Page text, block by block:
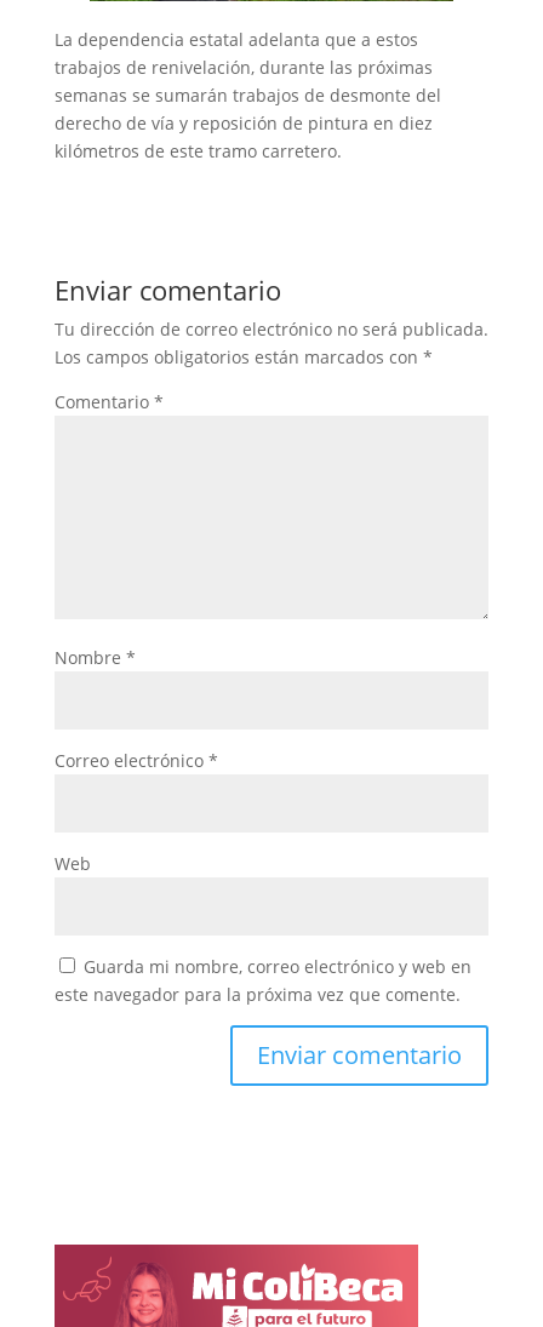
La dependencia estatal adelanta que a estos
trabajos de renivelación, durante las próximas
semanas se sumarán trabajos de desmonte del
derecho de vía y reposición de pintura en diez
kilómetros de este tramo carretero.
Enviar comentario
Tu dirección de correo electrónico no será publicada.
Los campos obligatorios están marcados con *
Comentario *
Nombre *
Correo electrónico *
Web
Guarda mi nombre, correo electrónico y web en
este navegador para la próxima vez que comente.